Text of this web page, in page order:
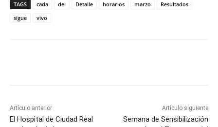
TAGS cada del Detalle horarios marzo
Resultados
sigue
vivo
Artículo anterior
El Hospital de Ciudad Real
Artículo siguiente
Semana de Sensibilización